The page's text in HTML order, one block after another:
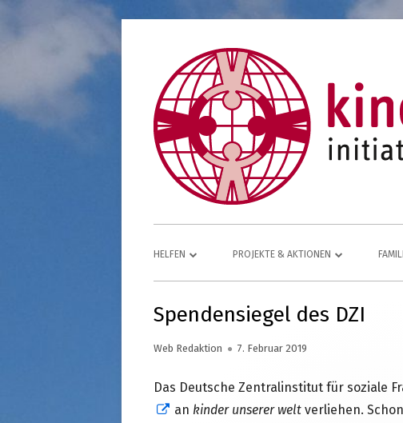
HELFEN
IDEEN FÜR SPENDEN
SPENDENFORMULAR
SO WURDE GEHOLFEN…
PROJEKTE & AKTIONEN
MUTTER UND KIND
SÜDAFRIKA — PFLEGEEINRICHTUNG FÜR
HIV-WAISENKINDER
Spendensiegel des DZI
Autor
Web Redaktion
Veröffentlicht
7. Februar 2019
Das Deutsche Zentralinstitut für soziale
In
an kinder unserer welt verliehen. Schon